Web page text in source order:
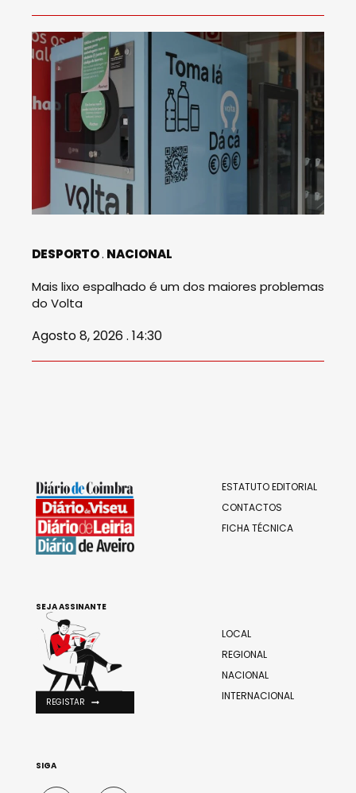
DESPORTO NACIONAL
Mais lixo espalhado é um dos maiores problemas
do Volta
Agosto 8, 2026 . 14:30
ESTATUTO EDITORIAL
CONTACTOS
FICHA TÉCNICA
LOCAL
REGIONAL
NACIONAL
INTERNACIONAL
SEJA ASSINANTE
REGISTAR
SIGA